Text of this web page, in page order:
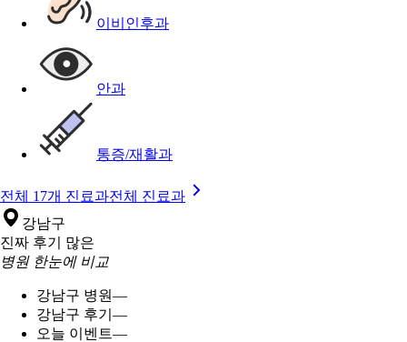
이비인후과
안과
통증/재활과
전체 17개 진료과전체 진료과
강남구
진짜 후기 많은
병원 한눈에 비교
강남구 병원—
강남구 후기 —
오늘 이벤트—